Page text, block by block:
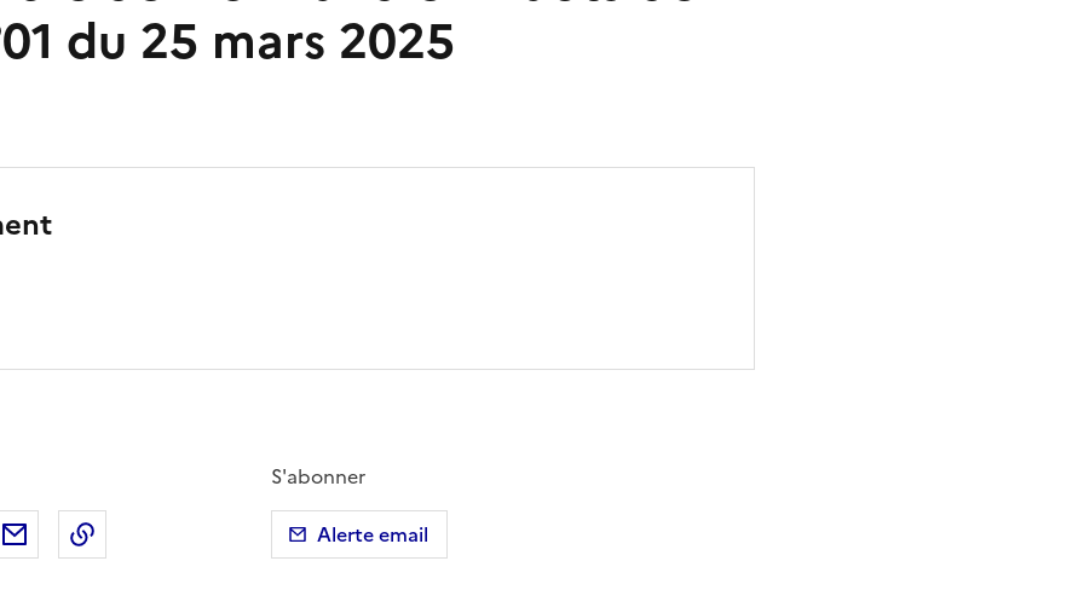
du 25 mars 2025
X (anciennement Twitter)
sur LinkedIn
Partager par emailCopier dans le presse-papier
S'abonner
Alerte email